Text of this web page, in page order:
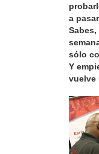
a
sólo
Y
vuelve